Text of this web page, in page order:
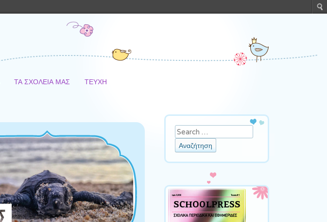
ΤΑ ΣΧΟΛΕΙΑ ΜΑΣ ΤΕΥΧΗ
Αναζήτηση